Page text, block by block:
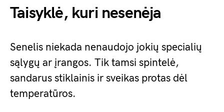
Taisyklė, kuri nesenėja
Senelis niekada nenaudojo jokių specialių
sąlygų ar įrangos. Tik tamsi spintelė,
sandarus stiklainis ir sveikas protas dėl
temperatūros.